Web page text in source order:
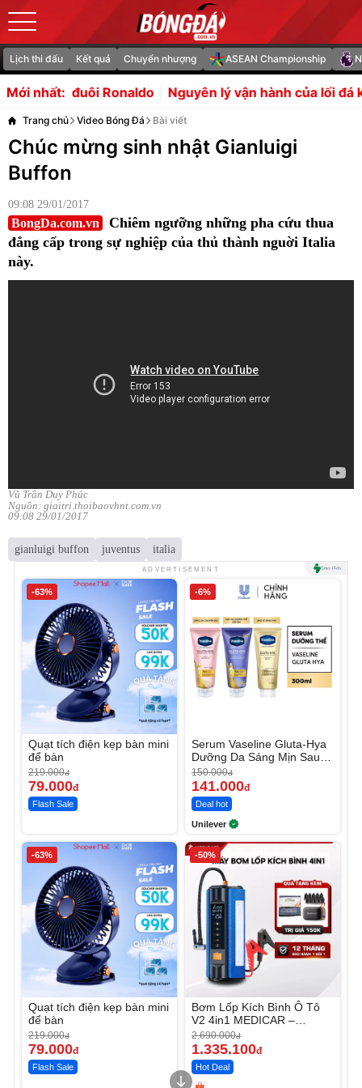
Lịch thi đấu Kết quả Chuyển nhượng ASEAN Championship
Mới nhất:
Nguyên lý vận hành của lối đá kiểm soát bóng Tiki-
Trang chủ Video Bóng Đá Bài viết
Chúc mừng sinh nhật Gianluigi
Buffon
09:08 29/01/2017
BongDa.com.vn
Chiêm ngưỡng những pha cứu thua
đẳng cấp trong sự nghiệp của thủ thành nguời Italia
này.
Vũ Trần Duy Phúc
Nguồn: giaitri.thoibaovhnt.com.vn
09:08 29/01/2017
gianluigi buffon juventus italia
ADVERTISEMENT
-63%
Quạt tích điện kẹp bàn mini
để bàn
219.000đ
79.000đ
Flash Sale
-6%
Serum Vaseline Gluta-Hya
Dưỡng Da Sáng Mịn Sau 7
Ngày
150.000đ
141.000đ
Deal hot
Unilever
-63%
Quạt tích điện kẹp bàn mini
để bàn
219.000đ
79.000đ
Flash Sale
-50%
Bơm Lốp Kích Bình Ô Tô
V2 4in1 MEDICAR –
12.000mAh
2.690.000đ
1.335.100đ
Hot Deal